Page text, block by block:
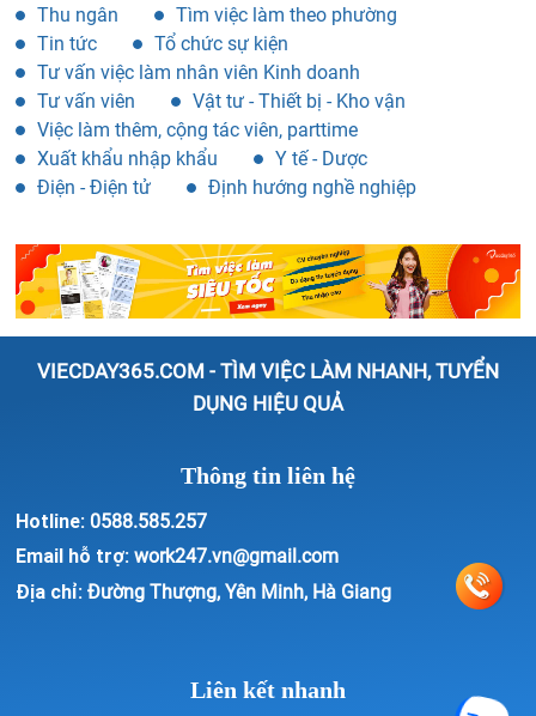
Thu ngân
Tìm việc làm theo phường
Tin tức
Tổ chức sự kiện
Tư vấn việc làm nhân viên Kinh doanh
Tư vấn viên
Vật tư - Thiết bị - Kho vận
Việc làm thêm, cộng tác viên, parttime
Xuất khẩu nhập khẩu
Y tế - Dược
Điện - Điện tử
Định hướng nghề nghiệp
VIECDAY365.COM - TÌM VIỆC LÀM NHANH, TUYỂN
DỤNG HIỆU QUẢ
Thông tin liên hệ
Hotline: 0588.585.257
Email hỗ trợ: work247.vn@gmail.com
Địa chỉ: Đường Thượng, Yên Minh, Hà Giang
Liên kết nhanh